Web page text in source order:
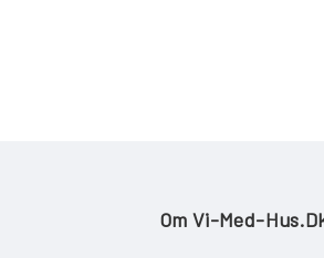
Om Vi-Med-